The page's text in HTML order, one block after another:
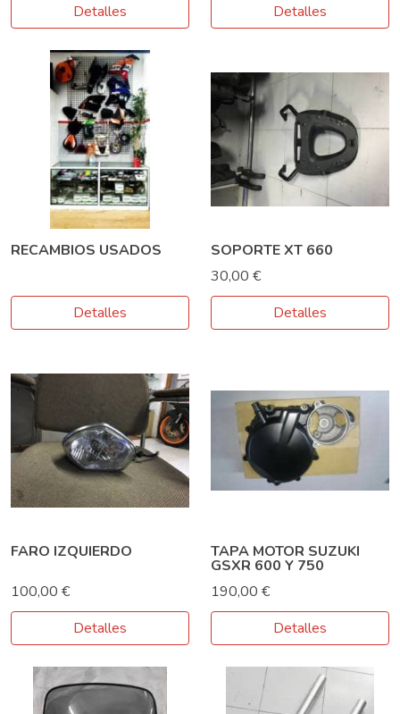
Detalles
Detalles
RECAMBIOS USADOS
Detalles
SOPORTE XT 660
30,00 €
Detalles
FARO IZQUIERDO
100,00 €
Detalles
TAPA MOTOR SUZUKI
GSXR 600 Y 750
190,00 €
Detalles